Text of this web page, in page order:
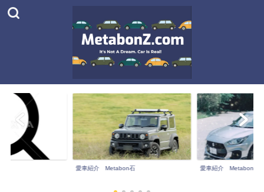
愛車紹介 Metabon宮 MetabonZとは…